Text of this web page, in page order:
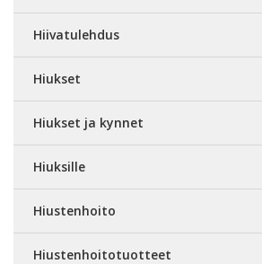
Hiivatulehdus
Hiukset
Hiukset ja kynnet
Hiuksille
Hiustenhoito
Hiustenhoitotuotteet